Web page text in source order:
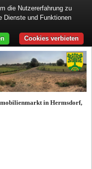
in Hermsdorf,
die Nutzererfahrung zu
Dienste und Funktionen
Cookies verbieten